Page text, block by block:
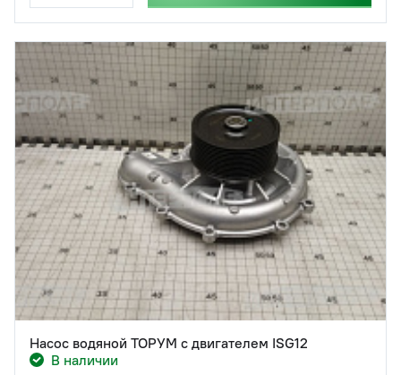
Насос водяной ТОРУМ с двигателем ISG12
В наличии